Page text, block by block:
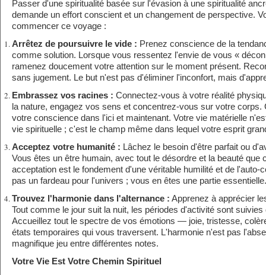
Passer d'une spiritualité basée sur l'évasion à une spiritualité
demande un effort conscient et un changement de perspective.
commencer ce voyage :
Arrêtez de poursuivre le vide : Prenez conscience de la
comme solution. Lorsque vous ressentez l'envie de vous «
ramenez doucement votre attention sur le moment présent.
sans jugement. Le but n'est pas d'éliminer l'inconfort, mais
Embrassez vos racines : Connectez-vous à votre réalité
la nature, engagez vos sens et concentrez-vous sur votre corps.
votre conscience dans l'ici et maintenant. Votre vie matérielle
vie spirituelle ; c'est le champ même dans lequel votre esprit
Acceptez votre humanité : Lâchez le besoin d'être parfait ou
Vous êtes un être humain, avec tout le désordre et la beauté que
acceptation est le fondement d'une véritable humilité et de l'auto-
pas un fardeau pour l'univers ; vous en êtes une partie essentielle.
Trouvez l'harmonie dans l'alternance : Apprenez à apprécier
Tout comme le jour suit la nuit, les périodes d'activité sont
Accueillez tout le spectre de vos émotions — joie, tristesse,
états temporaires qui vous traversent. L'harmonie n'est pas
magnifique jeu entre différentes notes.
Votre Vie Est Votre Chemin Spirituel